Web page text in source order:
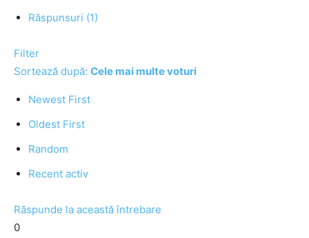
Răspunsuri (1)
Filter
Sortează după: Cele mai multe voturi
Newest First
Oldest First
Random
Recent activ
Răspunde la această întrebare
0